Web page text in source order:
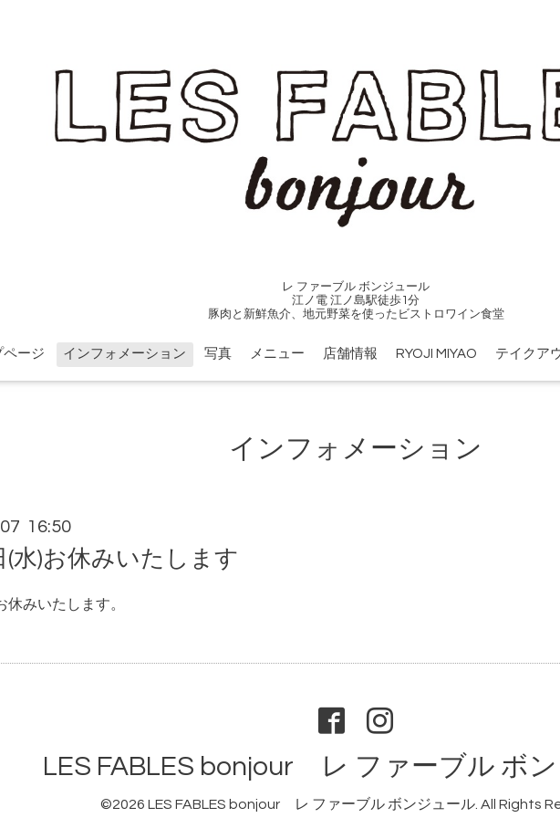
レ ファーブル ボンジュール
江ノ電 江ノ島駅徒歩1分
豚肉と新鮮魚介、地元野菜を使ったビストロワイン食堂
ページ インフォメーション 写真 メニュー 店舗情報 RYOJI MIYAO テイクア
インフォメーション
07 16:50
(水)お休みいたします
休みいたします。
LES FABLES bonjour レ ファーブル ボ
©2026 LES FABLES bonjour レ ファーブル ボンジュール. All Rights